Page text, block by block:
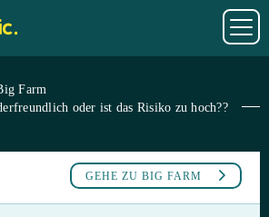
Farm
oder ist das Risiko zu hoch??
GEHE ZU BIG FARM